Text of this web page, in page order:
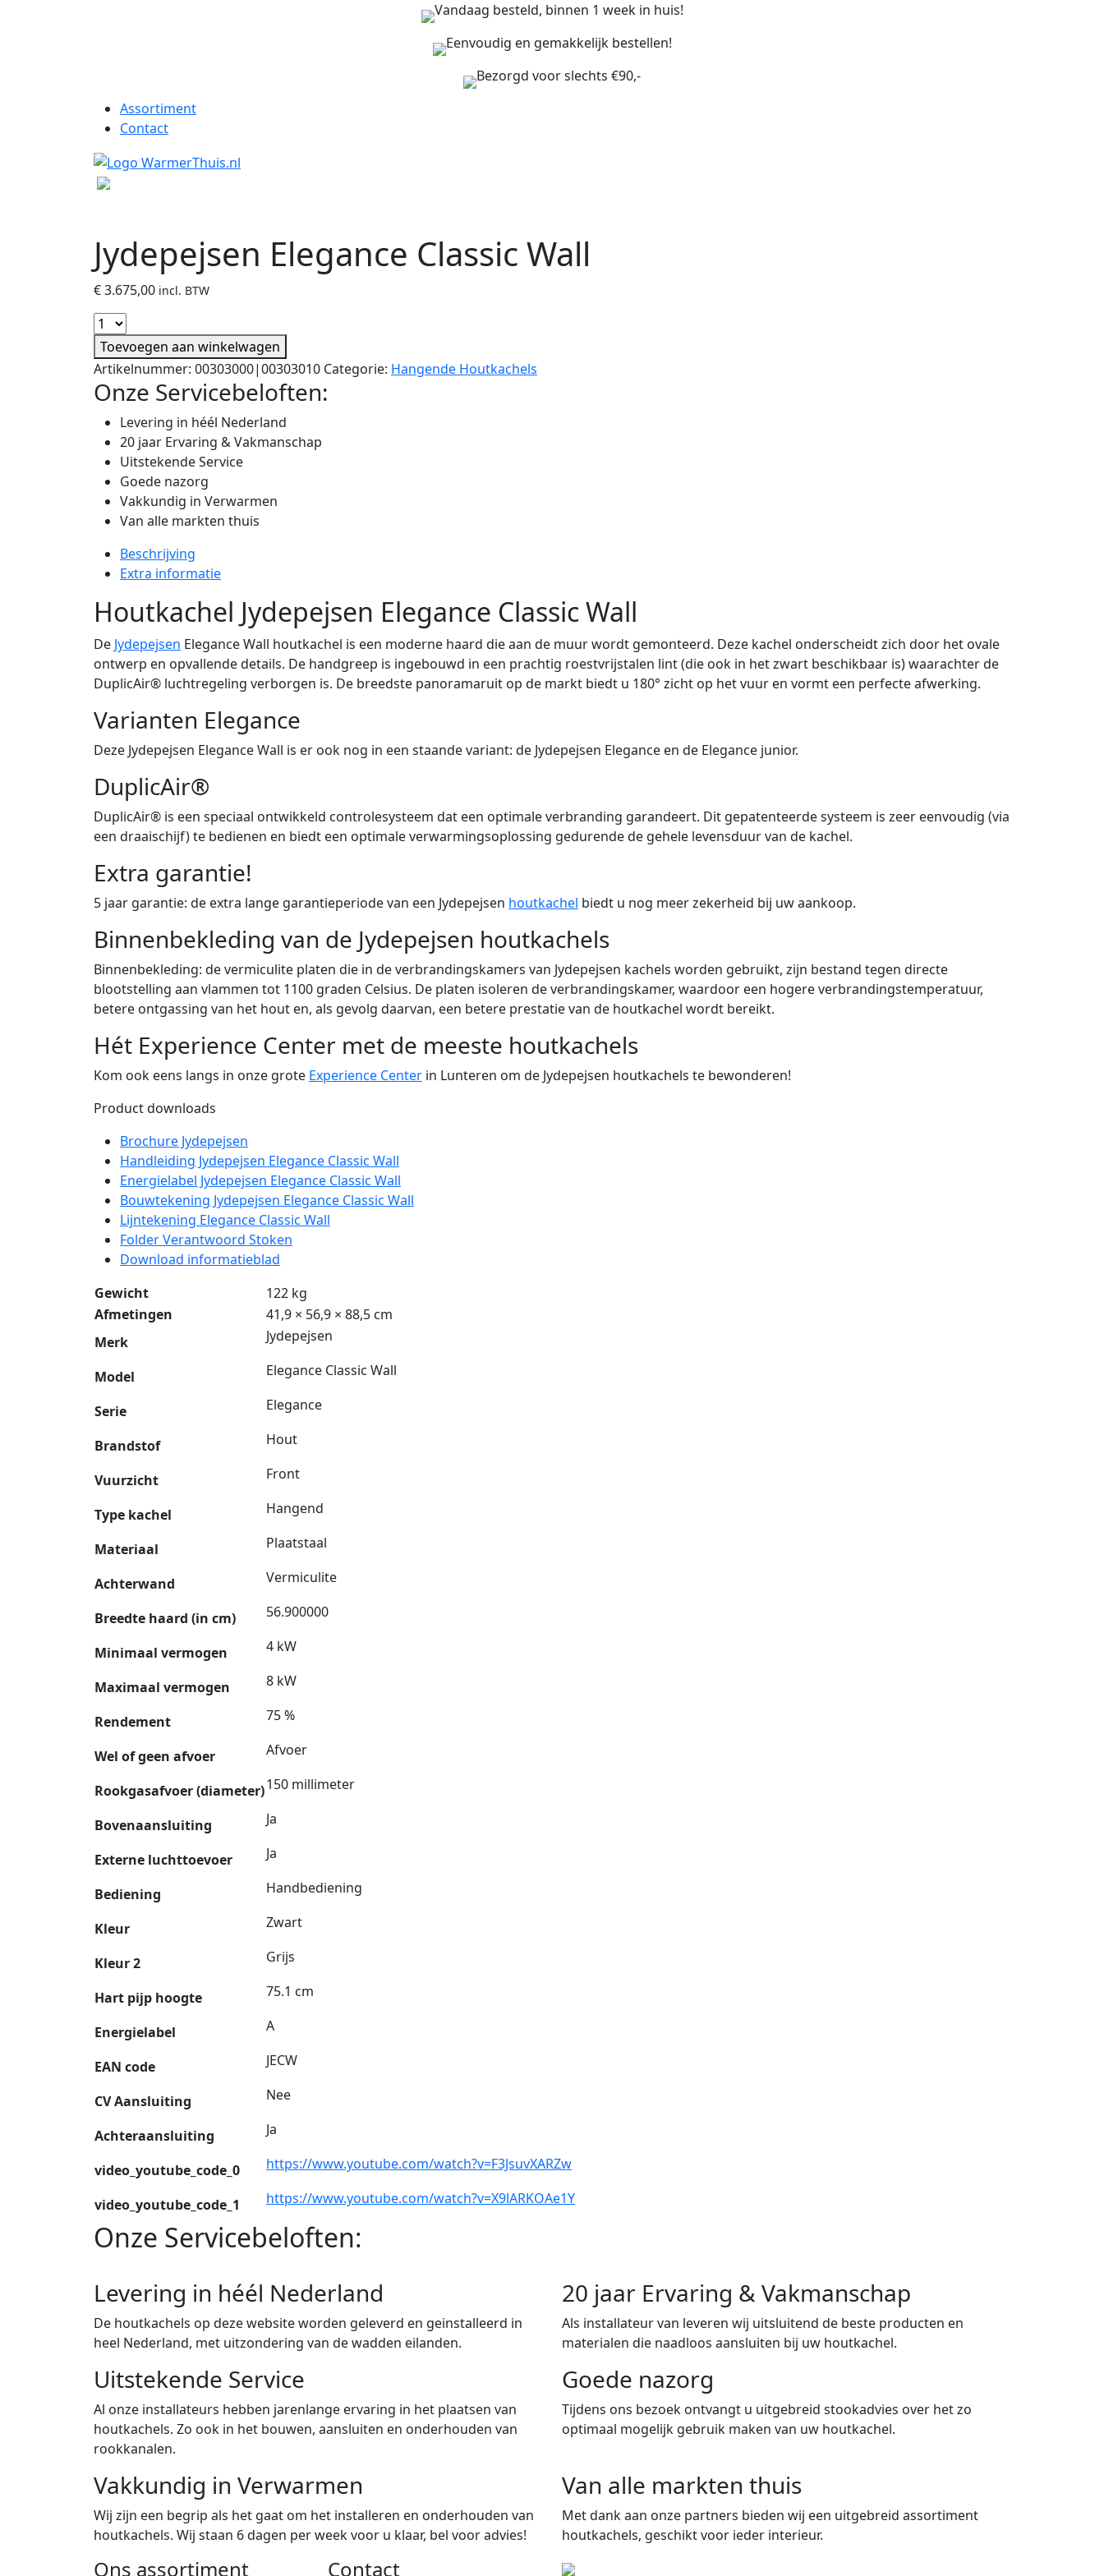
Vandaag besteld, binnen 1 week in huis!
Eenvoudig en gemakkelijk bestellen!
Bezorgd voor slechts €90,-
Assortiment
Contact
Jydepejsen Elegance Classic Wall
€3.675,00 incl. BTW
Toevoegen aan winkelwagen
Artikelnummer: 00303000|00303010 Categorie: Hangende Houtkachels
Onze Servicebeloften:
Levering in héél Nederland
20 jaar Ervaring & Vakmanschap
Uitstekende Service
Goede nazorg
Vakkundig in Verwarmen
Van alle markten thuis
Beschrijving
Extra informatie
Houtkachel Jydepejsen Elegance Classic Wall
De Jydepejsen Elegance Wall houtkachel is een moderne haard die aan de muur wordt gemonteerd. Deze kachel onderscheidt zich door het ovale
ontwerp en opvallende details. De handgreep is ingebouwd in een prachtig roestvrijstalen lint (die ook in het zwart beschikbaar is) waarachter de
DuplicAir® luchtregeling verborgen is. De breedste panoramaruit op de markt biedt u 180° zicht op het vuur en vormt een perfecte afwerking.
Varianten Elegance
Deze Jydepejsen Elegance Wall is er ook nog in een staande variant: de Jydepejsen Elegance en de Elegance junior.
DuplicAir®
DuplicAir® is een speciaal ontwikkeld controlesysteem dat een optimale verbranding garandeert. Dit gepatenteerde systeem is zeer eenvoudig (via
een draaischijf) te bedienen en biedt een optimale verwarmingsoplossing gedurende de gehele levensduur van de kachel.
Extra garantie!
5 jaar garantie: de extra lange garantieperiode van een Jydepejsen houtkachel biedt u nog meer zekerheid bij uw aankoop.
Binnenbekleding van de Jydepejsen houtkachels
Binnenbekleding: de vermiculite platen die in de verbrandingskamers van Jydepejsen kachels worden gebruikt, zijn bestand tegen directe
blootstelling aan vlammen tot 1100 graden Celsius. De platen isoleren de verbrandingskamer, waardoor een hogere verbrandingstemperatuur,
betere ontgassing van het hout en, als gevolg daarvan, een betere prestatie van de houtkachel wordt bereikt.
Hét Experience Center met de meeste houtkachels
Kom ook eens langs in onze grote Experience Center in Lunteren om de Jydepejsen houtkachels te bewonderen!
Product downloads
Brochure Jydepejsen
Handleiding Jydepejsen Elegance Classic Wall
Energielabel Jydepejsen Elegance Classic Wall
Bouwtekening Jydepejsen Elegance Classic Wall
Lijntekening Elegance Classic Wall
Folder Verantwoord Stoken
Download informatieblad
Gewicht
122 kg
Afmetingen
41,9 × 56,9 × 88,5 cm
Merk
Jydepejsen
Model Elegance Classic Wall
Serie Elegance
Brandstof Hout
Vuurzicht Front
Type kachel Hangend
Materiaal Plaatstaal
Achterwand Vermiculite
Breedte haard (in cm) 56.900000
Minimaal vermogen 4 kW
Maximaal vermogen 8 kW
Rendement 75 %
Wel of geen afvoer Afvoer
Rookgasafvoer (diameter)150 millimeter
Bovenaansluiting Ja
Externe luchttoevoer Ja
Bediening Handbediening
Kleur Zwart
Kleur 2 Grijs
Hart pijp hoogte 75.1 cm
Energielabel A
EAN code JECW
CV Aansluiting Nee
Achteraansluiting Ja
video_youtube_code_0 https://www.youtube.com/watch?v=F3JsuvXARZw
video_youtube_code_1 https://www.youtube.com/watch?v=X9lARKOAe1Y
Onze Servicebeloften:
Levering in héél Nederland
De houtkachels op deze website worden geleverd en geinstalleerd in
heel Nederland, met uitzondering van de wadden eilanden.
20 jaar Ervaring & Vakmanschap
Als installateur van leveren wij uitsluitend de beste producten en
materialen die naadloos aansluiten bij uw houtkachel.
Uitstekende Service
Al onze installateurs hebben jarenlange ervaring in het plaatsen van
houtkachels. Zo ook in het bouwen, aansluiten en onderhouden van
rookkanalen.
Goede nazorg
Tijdens ons bezoek ontvangt u uitgebreid stookadvies over het zo
optimaal mogelijk gebruik maken van uw houtkachel.
Vakkundig in Verwarmen
Wij zijn een begrip als het gaat om het installeren en onderhouden van
houtkachels. Wij staan 6 dagen per week voor u klaar, bel voor advies!
Van alle markten thuis
Met dank aan onze partners bieden wij een uitgebreid assortiment
houtkachels, geschikt voor ieder interieur.
Ons assortiment Contact